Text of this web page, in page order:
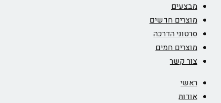
מבצעים
מוצרים חדשים
סרטוני הדרכה
מוצרים חמים
צור קשר
ראשי
אודות